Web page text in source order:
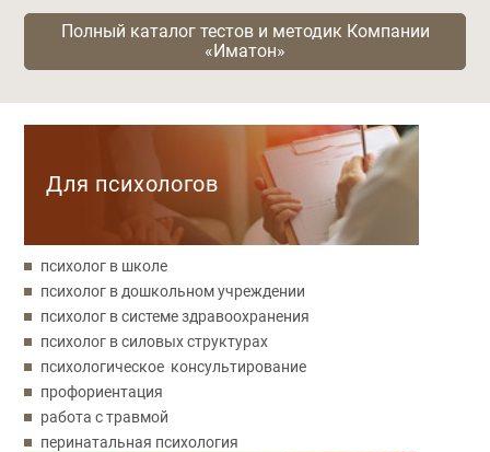
Полный каталог тестов и методик Компании
«Иматон»
Для психологов
психолог в школе
психолог в дошкольном учреждении
психолог в системе здравоохранения
психолог в силовых структурах
психологическое консультирование
профориентация
работа с травмой
перинатальная психология